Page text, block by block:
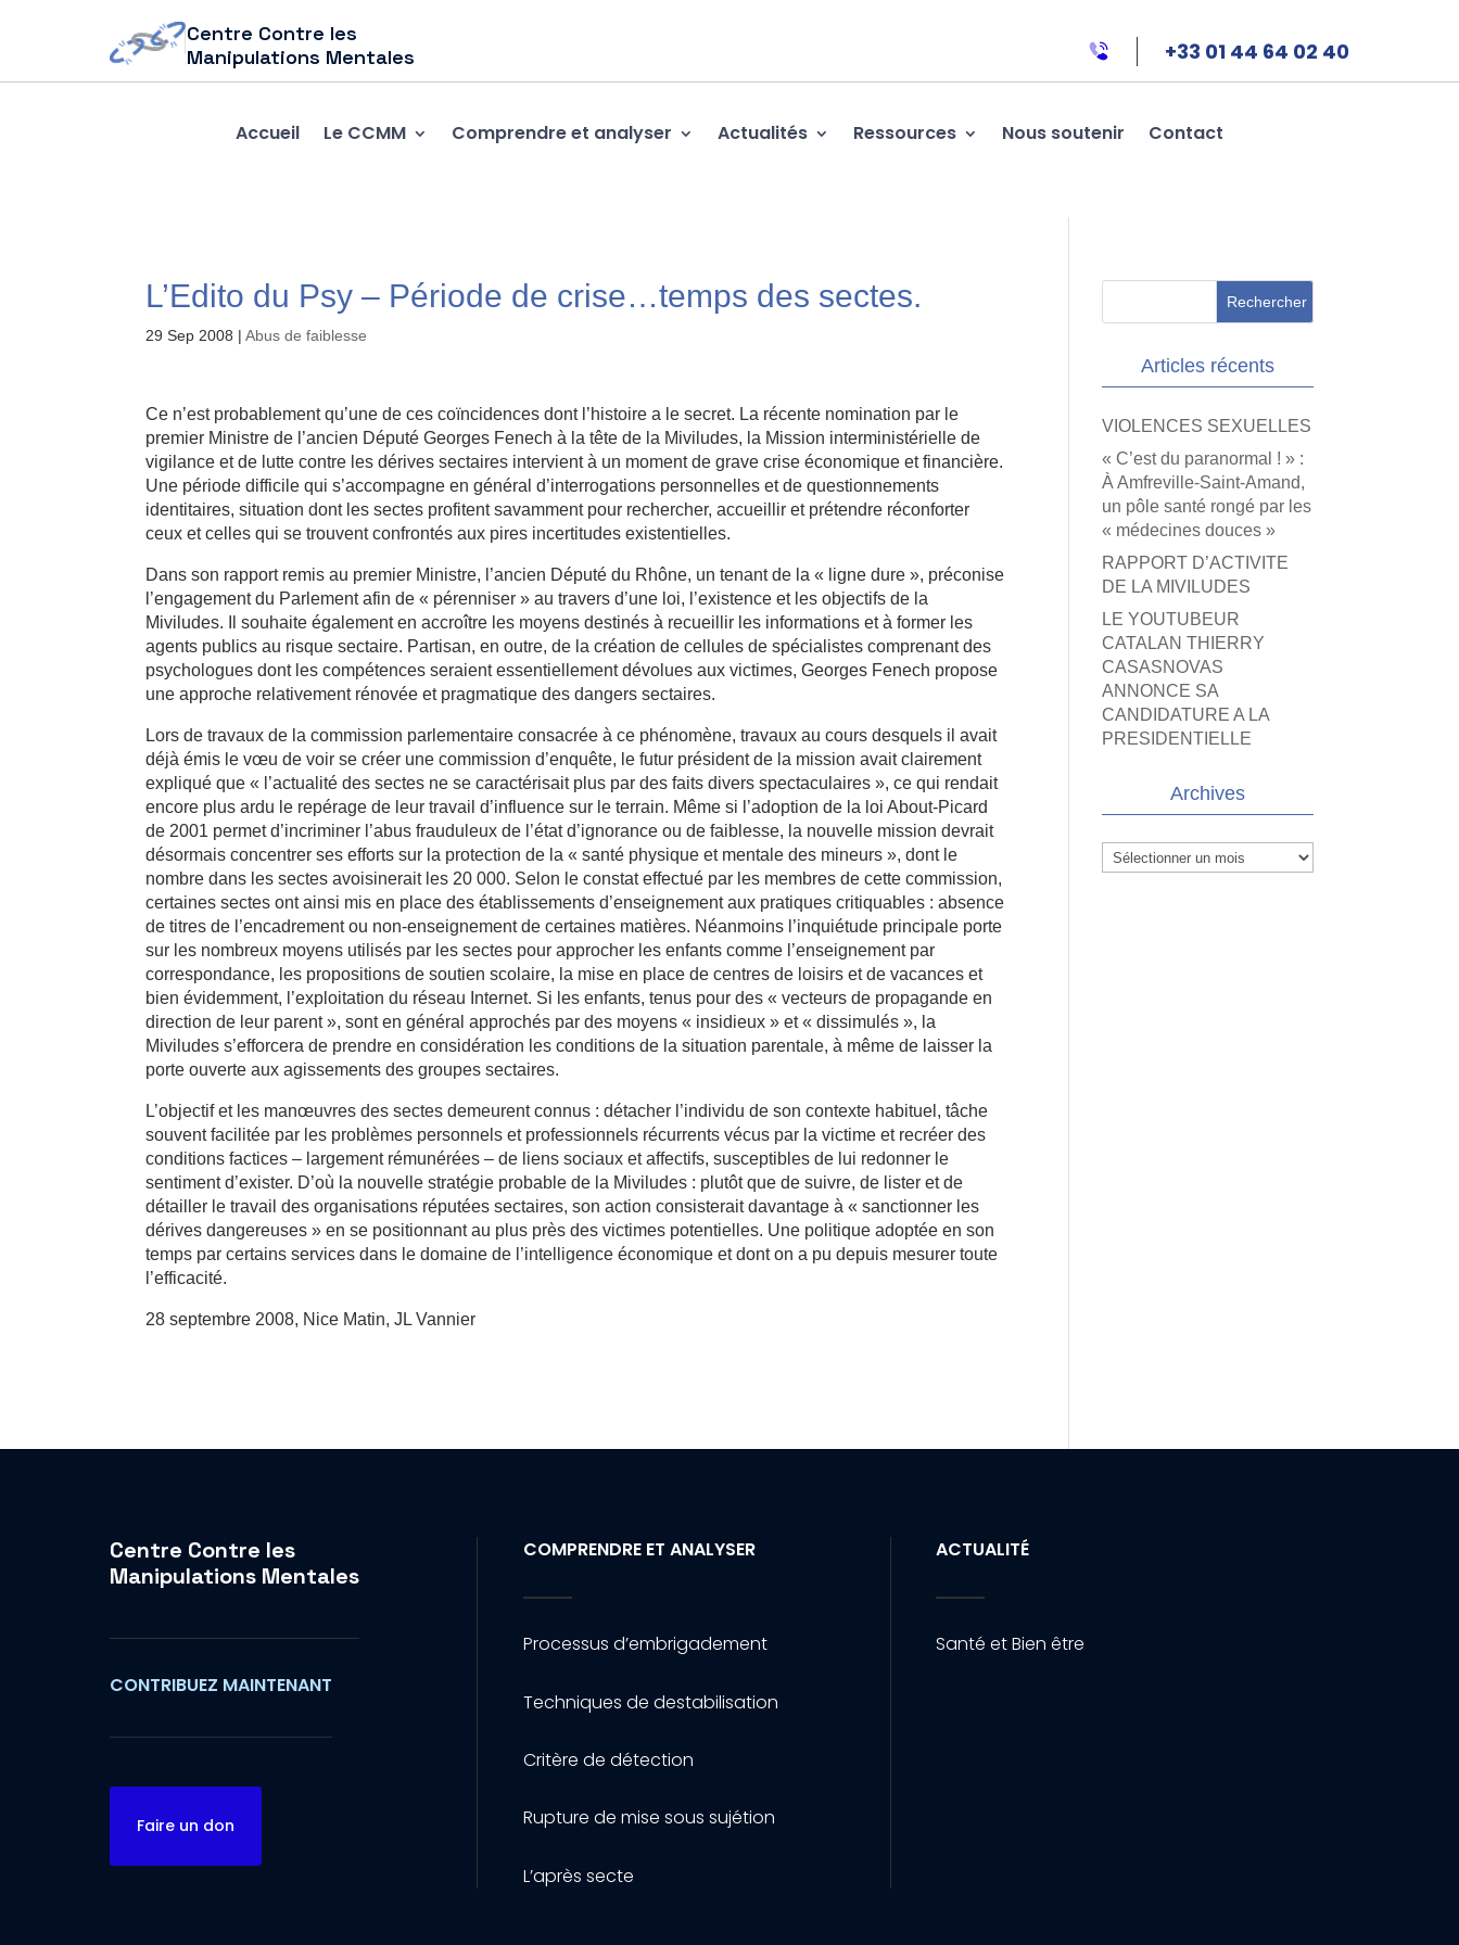
Centre Contre les
Manipulations Mentales
+33 01 44 64 02 40
Accueil Le CCMM Comprendre et analyser Actualités Ressources Nous soutenir Contact
L’Edito du Psy – Période de crise…temps des sectes.
29 Sep 2008 |Abus de faiblesse
Ce n’est probablement qu’une de ces coïncidences dont l’histoire a le secret. La récente nomination par le
premier Ministre de l’ancien Député Georges Fenech à la tête de la Miviludes, la Mission interministérielle de
vigilance et de lutte contre les dérives sectaires intervient à un moment de grave crise économique et financière.
Une période difficile qui s’accompagne en général d’interrogations personnelles et de questionnements
identitaires, situation dont les sectes profitent savamment pour rechercher, accueillir et prétendre réconforter
ceux et celles qui se trouvent confrontés aux pires incertitudes existentielles.
Dans son rapport remis au premier Ministre, l’ancien Député du Rhône, un tenant de la « ligne dure », préconise
l’engagement du Parlement afin de « pérenniser » au travers d’une loi, l’existence et les objectifs de la
Miviludes. Il souhaite également en accroître les moyens destinés à recueillir les informations et à former les
agents publics au risque sectaire. Partisan, en outre, de la création de cellules de spécialistes comprenant des
psychologues dont les compétences seraient essentiellement dévolues aux victimes, Georges Fenech propose
une approche relativement rénovée et pragmatique des dangers sectaires.
Lors de travaux de la commission parlementaire consacrée à ce phénomène, travaux au cours desquels il avait
déjà émis le vœu de voir se créer une commission d’enquête, le futur président de la mission avait clairement
expliqué que « l’actualité des sectes ne se caractérisait plus par des faits divers spectaculaires », ce qui rendait
encore plus ardu le repérage de leur travail d’influence sur le terrain. Même si l’adoption de la loi About-Picard
de 2001 permet d’incriminer l’abus frauduleux de l’état d’ignorance ou de faiblesse, la nouvelle mission devrait
désormais concentrer ses efforts sur la protection de la « santé physique et mentale des mineurs », dont le
nombre dans les sectes avoisinerait les 20 000. Selon le constat effectué par les membres de cette commission,
certaines sectes ont ainsi mis en place des établissements d’enseignement aux pratiques critiquables : absence
de titres de l’encadrement ou non-enseignement de certaines matières. Néanmoins l’inquiétude principale porte
sur les nombreux moyens utilisés par les sectes pour approcher les enfants comme l’enseignement par
correspondance, les propositions de soutien scolaire, la mise en place de centres de loisirs et de vacances et
bien évidemment, l’exploitation du réseau Internet. Si les enfants, tenus pour des « vecteurs de propagande en
direction de leur parent », sont en général approchés par des moyens « insidieux » et « dissimulés », la
Miviludes s’efforcera de prendre en considération les conditions de la situation parentale, à même de laisser la
porte ouverte aux agissements des groupes sectaires.
L’objectif et les manœuvres des sectes demeurent connus : détacher l’individu de son contexte habituel, tâche
souvent facilitée par les problèmes personnels et professionnels récurrents vécus par la victime et recréer des
conditions factices – largement rémunérées – de liens sociaux et affectifs, susceptibles de lui redonner le
sentiment d’exister. D’où la nouvelle stratégie probable de la Miviludes : plutôt que de suivre, de lister et de
détailler le travail des organisations réputées sectaires, son action consisterait davantage à « sanctionner les
dérives dangereuses » en se positionnant au plus près des victimes potentielles. Une politique adoptée en son
temps par certains services dans le domaine de l’intelligence économique et dont on a pu depuis mesurer toute
l’efficacité.
28 septembre 2008, Nice Matin, JL Vannier
Articles récents
VIOLENCES SEXUELLES
« C’est du paranormal ! » :
À Amfreville-Saint-Amand,
un pôle santé rongé par les
« médecines douces »
RAPPORT D’ACTIVITE
DE LA MIVILUDES
LE YOUTUBEUR
CATALAN THIERRY
CASASNOVAS
ANNONCE SA
CANDIDATURE A LA
PRESIDENTIELLE
Archives
Archives
Centre Contre les
Manipulations Mentales
CONTRIBUEZ MAINTENANT
Faire un don
COMPRENDRE ET ANALYSER
Processus d’embrigadement
Techniques de destabilisation
Critère de détection
Rupture de mise sous sujétion
L’après secte
ACTUALITÉ
Santé et Bien être